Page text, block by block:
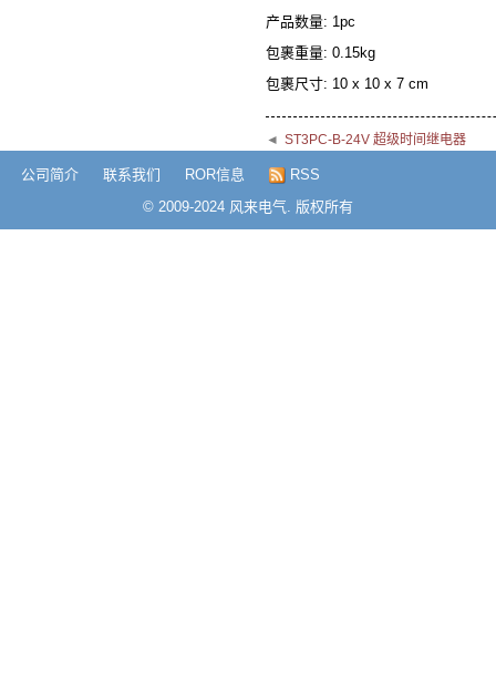
产品数量: 1pc
包裹重量: 0.15kg
包裹尺寸: 10 x 10 x 7 cm
◄ ST3PC-B-24V 超级时间继电器
公司简介 联系我们 ROR信息
RSS
© 2009-2024 风来电气. 版权所有